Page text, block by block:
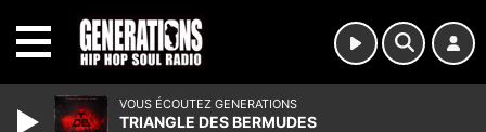
VOUS ÉCOUTEZ GENERATIONS
TRIANGLE DES BERMUDES